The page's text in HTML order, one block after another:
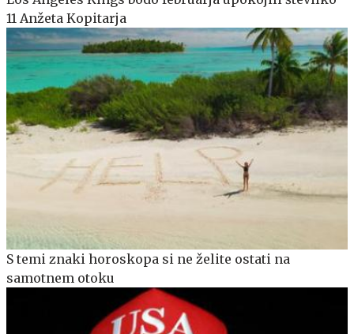
11 Anžeta Kopitarja
S temi znaki horoskopa si ne želite ostati na
samotnem otoku